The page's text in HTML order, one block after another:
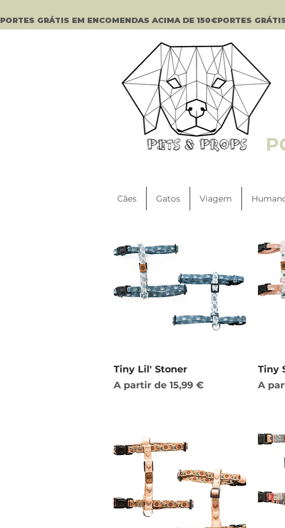
PORTES GRÁTIS EM ENCOMENDAS ACIMA DE 150€
Cães Gatos Viagem
Visualização rápida
Tiny Lil' Stoner
A partir de 15,99 €
Preço promocional
Tiny
A